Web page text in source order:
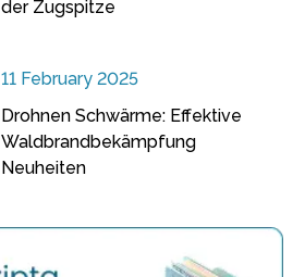
der Zugspitze
11 February 2025
Drohnen Schwärme: Effektive
Waldbrandbekämpfung
Neuheiten